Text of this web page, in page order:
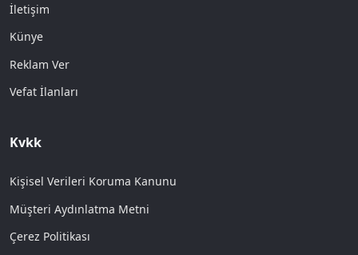
İletişim
Künye
Reklam Ver
Vefat İlanları
Kvkk
Kişisel Verileri Koruma Kanunu
Müşteri Aydınlatma Metni
Çerez Politikası